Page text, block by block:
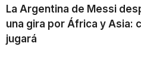
La Argentina de Messi
una gira por África y Asia:
jugará